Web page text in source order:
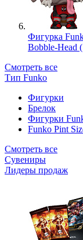
Фигурка
Bobble-Head
Смотреть все
Тип Funko
Фигурки
Брелок
Фигурки
Funko Pint
Смотреть все
Сувениры
Лидеры продаж